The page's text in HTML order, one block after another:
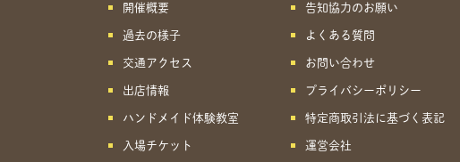
開催概要
過去の様子
交通アクセス
出店情報
ハンドメイド体験教室
入場チケット
告知協力のお願い
よくある質問
お問い合わせ
プライバシーポリシー
特定商取引法に基づく表記
運営会社